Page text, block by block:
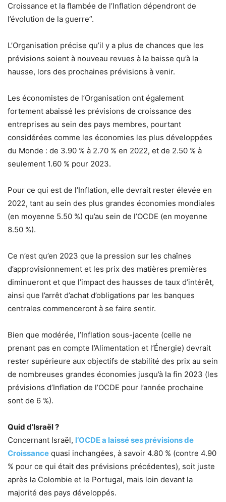
Croissance et la flambée de l’Inflation dépendront de
l’évolution de la guerre”.
L’Organisation précise qu’il y a plus de chances que les
prévisions soient à nouveau revues à la baisse qu’à la
hausse, lors des prochaines prévisions à venir.
Les économistes de l’Organisation ont également
fortement abaissé les prévisions de croissance des
entreprises au sein des pays membres, pourtant
considérées comme les économies les plus développées
du Monde : de 3.90 % à 2.70 % en 2022, et de 2.50 % à
seulement 1.60 % pour 2023.
Pour ce qui est de l’Inflation, elle devrait rester élevée en
2022, tant au sein des plus grandes économies mondiales
(en moyenne 5.50 %) qu’au sein de l’OCDE (en moyenne
8.50 %).
Ce n’est qu’en 2023 que la pression sur les chaînes
d’approvisionnement et les prix des matières premières
diminueront et que l’impact des hausses de taux d’intérêt,
ainsi que l’arrêt d’achat d’obligations par les banques
centrales commenceront à se faire sentir.
Bien que modérée, l’Inflation sous-jacente (celle ne
prenant pas en compte l’Alimentation et l’Énergie) devrait
rester supérieure aux objectifs de stabilité des prix au sein
de nombreuses grandes économies jusqu’à la fin 2023 (les
prévisions d’Inflation de l’OCDE pour l’année prochaine
sont de 6 %).
Quid d’Israël ?
Concernant Israël, l’OCDE a laissé ses prévisions de
Croissance quasi inchangées, à savoir 4.80 % (contre 4.90
% pour ce qui était des prévisions précédentes), soit juste
après la Colombie et le Portugal, mais loin devant la
majorité des pays développés.